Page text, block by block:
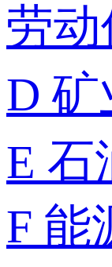
劳
D 矿
E 石
F 能